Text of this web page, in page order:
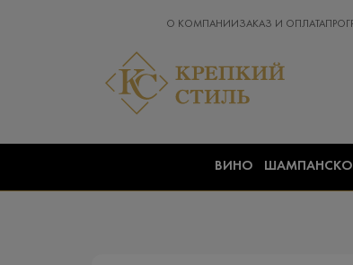
О КОМПАНИИ ЗАКАЗ И ОПЛАТА
ВИНО